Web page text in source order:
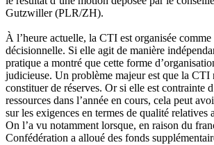
Gutzwiller (PLR/ZH).
À l’heure actuelle, la CTI est organisée
décisionnelle. Si elle agit de manière
pratique a montré que cette forme
judicieuse. Un problème majeur est que la CTI
constituer de réserves. Or si elle est contrainte
ressources dans l’année en cours, cela peut
sur les exigences en termes de qualité relatives
On l’a vu notamment lorsque, en raison du
Confédération a alloué des fonds